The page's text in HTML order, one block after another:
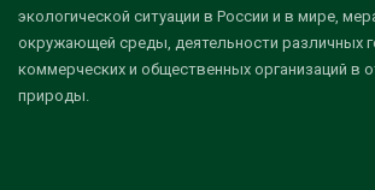
экологической ситуации в России и в мире,
окружающей среды, деятельности различных
коммерческих и общественных организаций в
природы.